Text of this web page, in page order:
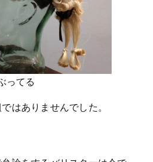
ってる
はありませんでした。